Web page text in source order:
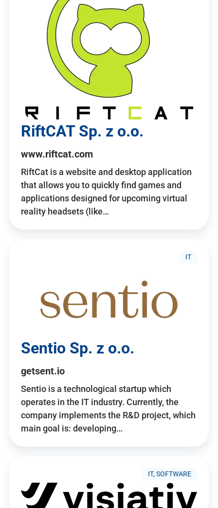
RiftCAT Sp. z o.o.
www.riftcat.com
RiftCat is a website and desktop application
that allows you to quickly find games and
applications designed for upcoming virtual
reality headsets (like…
IT
Sentio Sp. z o.o.
getsent.io
Sentio is a technological startup which
operates in the IT industry. Currently, the
company implements the R&D project, which
main goal is: developing…
IT, SOFTWARE